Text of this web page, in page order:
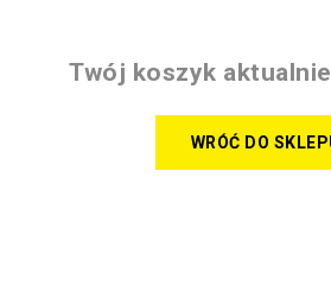
Twój koszyk
WRÓĆ DO